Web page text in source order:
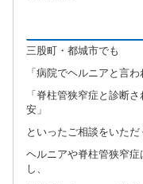
三股町・都城市でも
「病院でヘルニアと言わ
「脊柱管狭窄症と診断
安」
といったご相談をいただ
ヘルニアや脊柱管狭窄
し、